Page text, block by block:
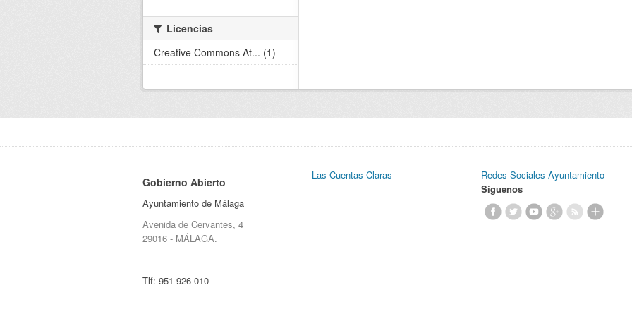
Licencias
Creative Commons At... (1)
Gobierno Abierto
Ayuntamiento de Málaga
Avenida de Cervantes, 4
29016 - MÁLAGA.
Tlf: 951 926 010
Las Cuentas Claras
Redes Sociales Ayuntamiento
Síguenos